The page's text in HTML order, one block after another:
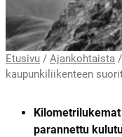
Etusivu / Ajankohtaista /
kaupunkiliikenteen
parannettu